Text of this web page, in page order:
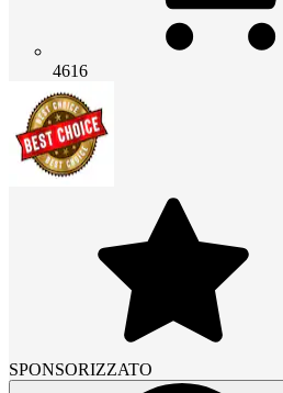
4616
SPONSORIZZATO